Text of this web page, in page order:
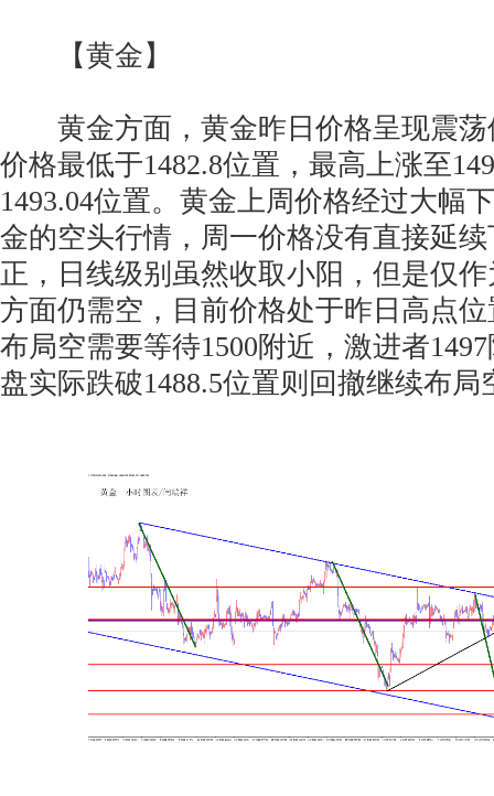
【黄金】
黄金方面，黄金昨日价格呈现震荡
价格最低于1482.8位置，最高上涨至
1493.04位置。黄金上周价格经过大幅
金的空头行情，周一价格没有直接延
正，日线级别虽然收取小阳，但是仅
方面仍需空，目前价格处于昨日高点
布局空需要等待1500附近，激进者
盘实际跌破1488.5位置则回撤继续布